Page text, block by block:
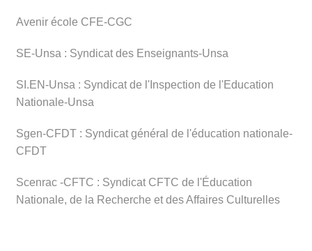
Avenir école CFE-CGC
SE-Unsa : Syndicat des Enseignants-Unsa
SI.EN-Unsa : Syndicat de l'Inspection de l'Education
Nationale-Unsa
Sgen-CFDT : Syndicat général de l'éducation nationale-
CFDT
Scenrac -CFTC : Syndicat CFTC de l'Éducation
Nationale, de la Recherche et des Affaires Culturelles